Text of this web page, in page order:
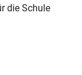
die Schule